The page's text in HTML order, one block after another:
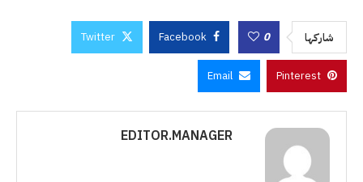
شاركها 0
Facebook
Twitter
Pinterest
Email
EDITOR.MANAGER